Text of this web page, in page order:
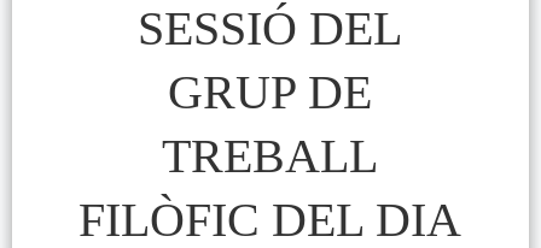
SESSIÓ DEL
GRUP DE
TREBALL
FILÒFIC DEL DIA